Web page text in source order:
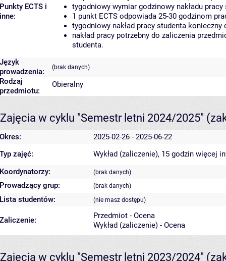
Punkty ECTS i
inne:
tygodniowy wymiar godzinowy nakładu
1 punkt ECTS odpowiada 25-30 godzinom
tygodniowy nakład pracy studenta
nakład pracy potrzebny do zaliczenia
studenta.
Język
prowadzenia:
(brak danych)
Rodzaj
przedmiotu:
Obieralny
Zajęcia w cyklu "Semestr letni 2024/2025"
Okres:
2025-02-26 - 2025-06-22
Typ zajęć:
Wykład (zaliczenie), 15 godzin więcej
Koordynatorzy:
(brak danych)
Prowadzący grup: (brak danych)
Lista studentów: (nie masz dostępu)
Zaliczenie:
Przedmiot - Ocena
Wykład (zaliczenie) - Ocena
Zajęcia w cyklu "Semestr letni 2023/2024"